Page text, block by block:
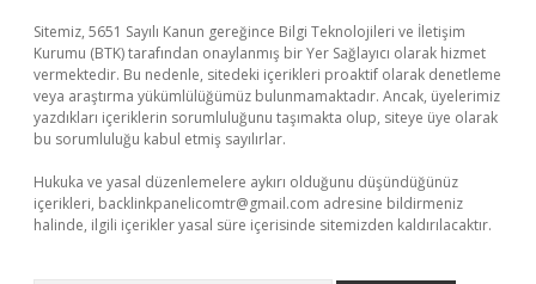
Sitemiz, 5651 Sayılı Kanun gereğince Bilgi Teknolojileri ve İletişim
Kurumu (BTK) tarafından onaylanmış bir Yer Sağlayıcı olarak hizmet
vermektedir. Bu nedenle, sitedeki içerikleri proaktif olarak denetleme
veya araştırma yükümlülüğümüz bulunmamaktadır. Ancak, üyelerimiz
yazdıkları içeriklerin sorumluluğunu taşımakta olup, siteye üye olarak
bu sorumluluğu kabul etmiş sayılırlar.
Hukuka ve yasal düzenlemelere aykırı olduğunu düşündüğünüz
içerikleri, backlinkpanelicomtr@gmail.com adresine bildirmeniz
halinde, ilgili içerikler yasal süre içerisinde sitemizden kaldırılacaktır.